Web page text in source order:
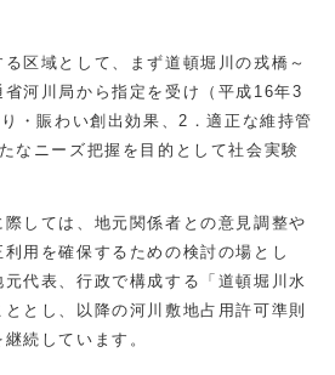
区域として、まず道頓堀川の戎橋～
河川局から指定を受け（平成16年3
・賑わい創出効果、2．適正な維持管
なニーズ把握を目的として社会実験
しては、地元関係者との意見調整や
用を確保するための検討の場とし
代表、行政で構成する「道頓堀川水
とし、以降の河川敷地占用許可準則
続しています。